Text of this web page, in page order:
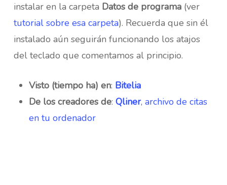
instalar en la carpeta Datos de programa(ver
tutorial sobre esa carpeta). Recuerda que sin él
instalado aún seguirán funcionando los atajos
del teclado que comentamos al principio.
Visto (tiempo ha) en: Bitelia
De los creadores de: Qliner, archivo de citas
en tu ordenador